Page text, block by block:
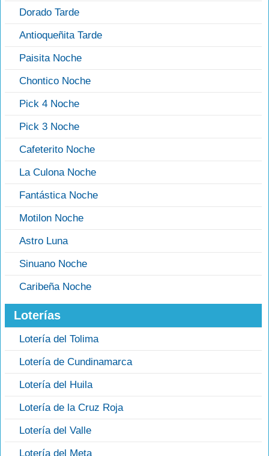
Dorado Tarde
Antioqueñita Tarde
Paisita Noche
Chontico Noche
Pick 4 Noche
Pick 3 Noche
Cafeterito Noche
La Culona Noche
Fantástica Noche
Motilon Noche
Astro Luna
Sinuano Noche
Caribeña Noche
Loterías
Lotería del Tolima
Lotería de Cundinamarca
Lotería del Huila
Lotería de la Cruz Roja
Lotería del Valle
Lotería del Meta